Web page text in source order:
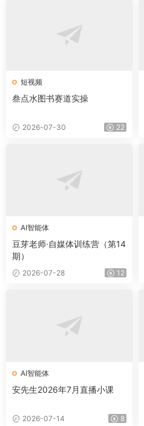
短视频
叁点水图书赛道实操
2026-07-30 22
AI智能体
豆芽老师·自媒体训练营（第14
期）
2026-07-28 12
AI智能体
安先生2026年7月直播小课
2026-07-14 8